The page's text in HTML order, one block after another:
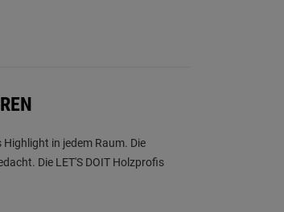
in jedem Raum. Die
Die LET'S DOIT Holzprofis